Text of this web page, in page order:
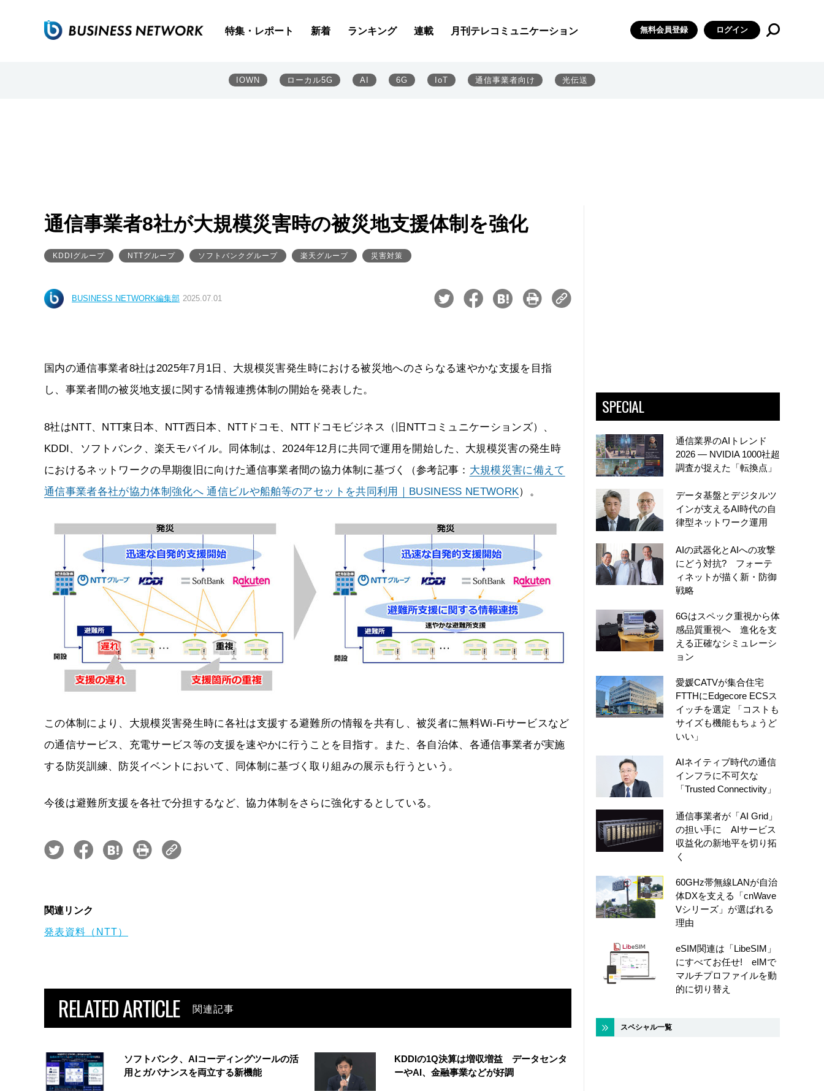
特集・レポート 新着 ランキング 連載 月刊テレコミュニケーション 無料会員登録 ログイン
IOWN ローカル5G AI 6G IoT 通信事業者向け 光伝送
通信事業者8社が大規模災害時の被災地支援体制を強化
KDDIグループ NTTグループ ソフトバンクグループ 楽天グループ 災害対策
BUSINESS NETWORK編集部 2025.07.01
国内の通信事業者8社は2025年7月1日、大規模災害発生時における被災地へのさらなる速やかな支援を目指
し、事業者間の被災地支援に関する情報連携体制の開始を発表した。
8社はNTT、NTT東日本、NTT西日本、NTTドコモ、NTTドコモビジネス（旧NTTコミュニケーションズ）、
KDDI、ソフトバンク、楽天モバイル。同体制は、2024年12月に共同で運用を開始した、大規模災害の発生時
におけるネットワークの早期復旧に向けた通信事業者間の協力体制に基づく（参考記事： 大規模災害に備えて
通信事業者各社が協力体制強化へ 通信ビルや船舶等のアセットを共同利用｜BUSINESS NETWORK）。
この体制により、大規模災害発生時に各社は支援する避難所の情報を共有し、被災者に無料Wi-Fiサービスなど
の通信サービス、充電サービス等の支援を速やかに行うことを目指す。また、各自治体、各通信事業者が実施
する防災訓練、防災イベントにおいて、同体制に基づく取り組みの展示も行うという。
今後は避難所支援を各社で分担するなど、協力体制をさらに強化するとしている。
関連リンク
発表資料（NTT）
RELATED ARTICLE 関連記事
ソフトバンク、AIコーディングツールの活
用とガバナンスを両立する新機能
KDDIの1Q決算は増収増益 データセンタ
ーやAI、金融事業などが好調
SPECIAL
通信業界のAIトレンド
2026 ― NVIDIA 1000社超
調査が捉えた「転換点」
データ基盤とデジタルツ
インが支えるAI時代の自
律型ネットワーク運用
AIの武器化とAIへの攻撃
にどう対抗? フォーテ
ィネットが描く新・防御
戦略
6Gはスペック重視から体
感品質重視へ 進化を支
える正確なシミュレーシ
ョン
愛媛CATVが集合住宅
FTTHにEdgecore ECSス
イッチを選定 「コストも
サイズも機能もちょうど
いい」
AIネイティブ時代の通信
インフラに不可欠な
「Trusted Connectivity」
通信事業者が「AI Grid」
の担い手に AIサービス
収益化の新地平を切り拓
く
60GHz帯無線LANが自治
体DXを支える「cnWave
Vシリーズ」が選ばれる
理由
eSIM関連は「LibeSIM」
にすべてお任せ! eIMで
マルチプロファイルを動
的に切り替え
スペシャル一覧